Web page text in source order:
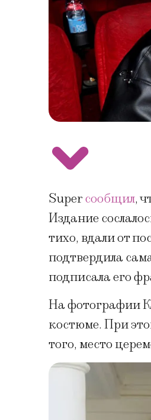
Superсообщил,
Издание
тихо, вдали от
подтвердила
подписала его
На фотографии
костюме. При
того, место